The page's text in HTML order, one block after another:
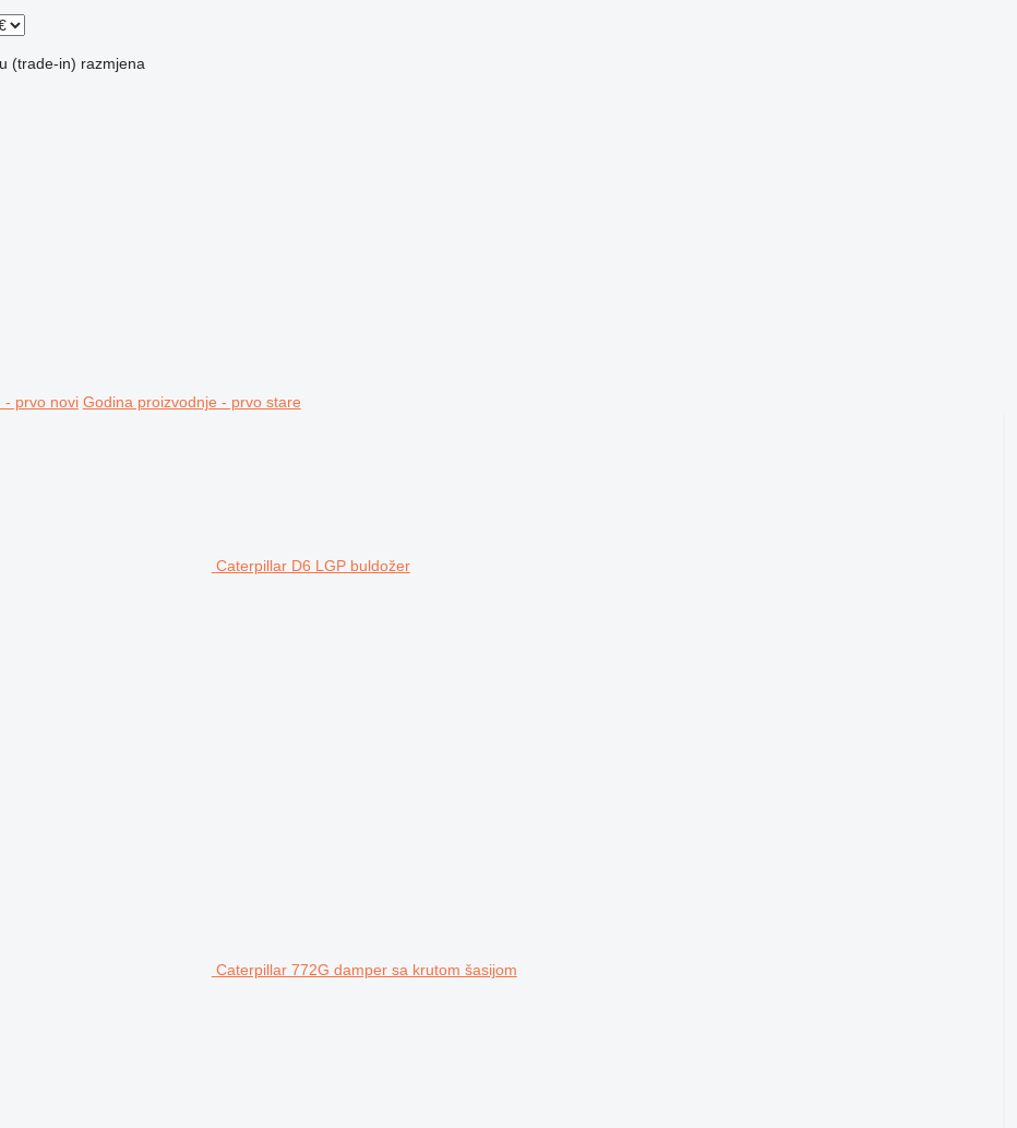
(trade-in) razmjena
- prvo novi Godina proizvodnje - prvo stare
Caterpillar D6 LGP buldožer
Caterpillar 772G damper sa krutom šasijom